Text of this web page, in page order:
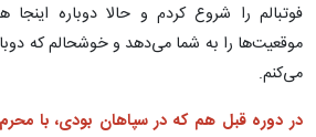
فوتبالم را شروع کردم و حالا دوباره
موقعیت‌ها را به شما می‌دهد و خوشحالم که
می‌کنم.
در دوره قبل هم که در سپاهان بودی، با